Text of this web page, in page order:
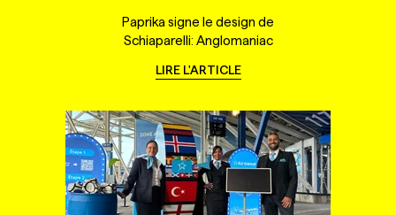
Paprika signe le design de
Schiaparelli: Anglomaniac
LIRE L'ARTICLE